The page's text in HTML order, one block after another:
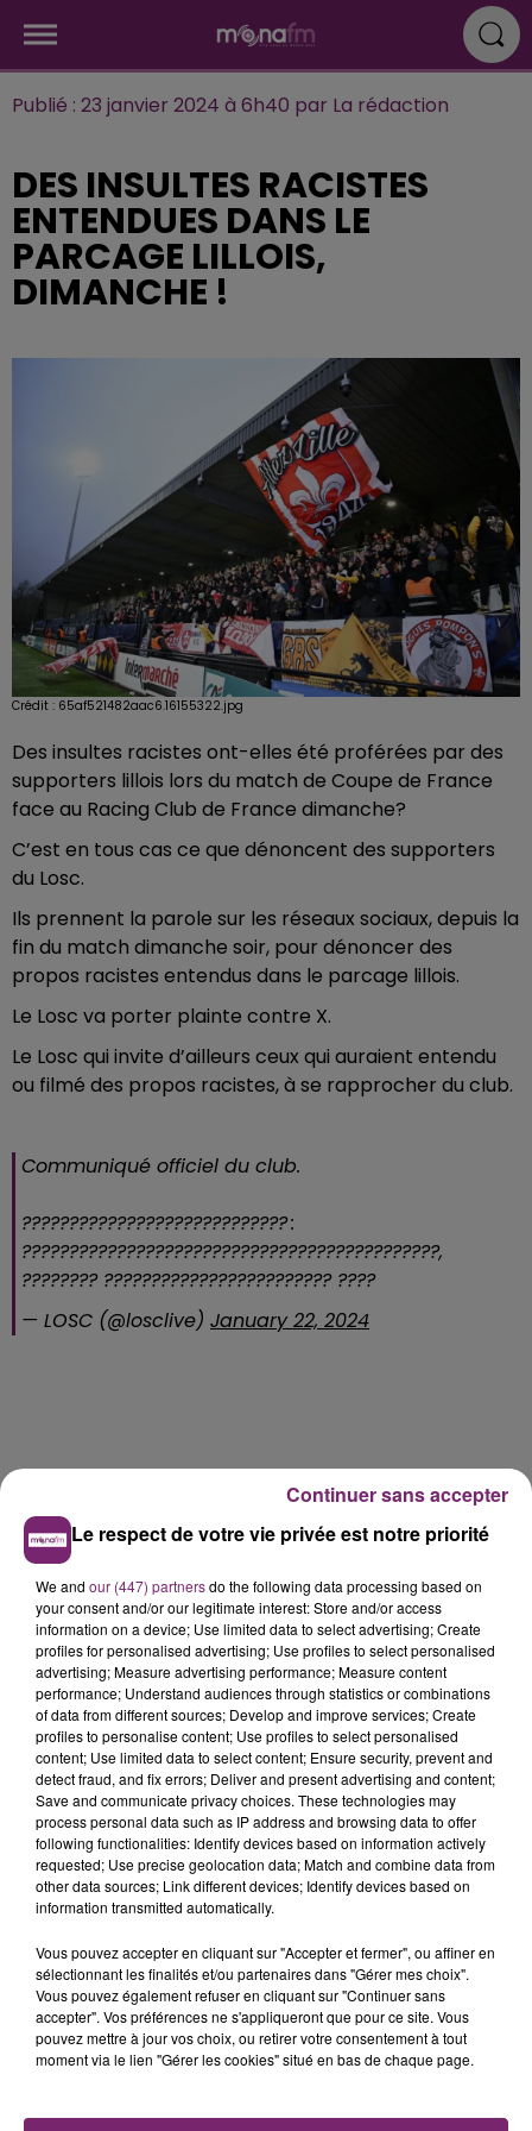
Publié : 23 janvier 2024 à 6h40 par La rédaction
DES INSULTES RACISTES
ENTENDUES DANS LE
PARCAGE LILLOIS,
DIMANCHE !
Crédit : 65af521482aac6.16155322.jpg
Des insultes racistes ont-elles été proférées par des
supporters lillois lors du match de Coupe de France
face au Racing Club de France dimanche?
C’est en tous cas ce que dénoncent des supporters
du Losc.
Ils prennent la parole sur les réseaux sociaux, depuis la
fin du match dimanche soir, pour dénoncer des
propos racistes entendus dans le parcage lillois.
Le Losc va porter plainte contre X.
Le Losc qui invite d’ailleurs ceux qui auraient entendu
ou filmé des propos racistes, à se rapprocher du club.
Communiqué officiel du club.
???????????????????????????? :
????????????????????????????????????????????,
???????? ???????????????????????? ????
— LOSC (@losclive) January 22, 2024
La Bulle - Guinguette éphémère
Le respect de votre vie privée est notre priorité
We and our (447) partnersdo the following data processing based on
your consent and/or our legitimate interest: Store and/or access
information on a device; Use limited data to select advertising; Create
profiles for personalised advertising; Use profiles to select personalised
advertising; Measure advertising performance; Measure content
performance; Understand audiences through statistics or combinations
of data from different sources; Develop and improve services; Create
profiles to personalise content; Use profiles to select personalised
content; Use limited data to select content; Ensure security, prevent and
detect fraud, and fix errors; Deliver and present advertising and content;
Save and communicate privacy choices. These technologies may
process personal data such as IP address and browsing data to offer
following functionalities: Identify devices based on information actively
requested; Use precise geolocation data; Match and combine data from
other data sources; Link different devices; Identify devices based on
information transmitted automatically.
Vous pouvez accepter en cliquant sur "Accepter et fermer", ou affiner en
sélectionnant les finalités et/ou partenaires dans "Gérer mes choix".
Vous pouvez également refuser en cliquant sur "Continuer sans
accepter". Vos préférences ne s'appliqueront que pour ce site. Vous
pouvez mettre à jour vos choix, ou retirer votre consentement à tout
moment via le lien "Gérer les cookies" situé en bas de chaque page.
Continuer sans accepter